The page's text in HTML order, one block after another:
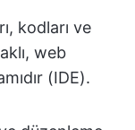
kodları ve
web
(IDE).